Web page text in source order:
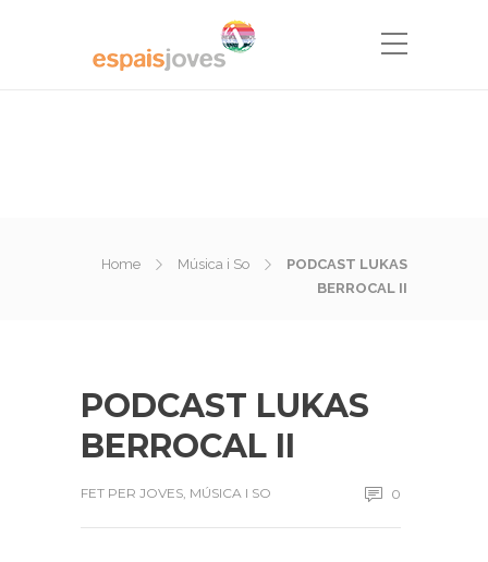
Home Música i So
PODCAST LUKAS
BERROCAL II
PODCAST LUKAS
BERROCAL II
FET PER JOVES, MÚSICA I SO 0